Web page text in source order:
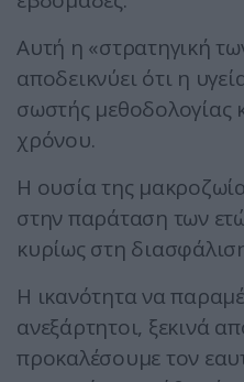
Αυτή η «στρατηγική
αποδεικνύει ότι η
σωστής μεθοδολογίας
χρόνου.
Η ουσία της
στην παράταση των
κυρίως στη
Η ικανότητα να
ανεξάρτητοι, ξεκινά
προκαλέσουμε τον